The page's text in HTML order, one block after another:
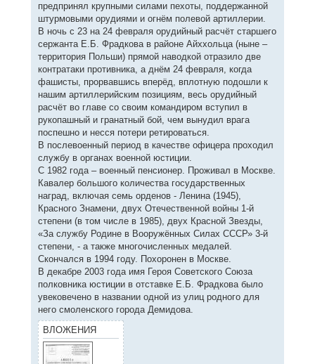
предпринял крупными силами пехоты, поддержанной
штурмовыми орудиями и огнём полевой артиллерии.
В ночь с 23 на 24 февраля орудийный расчёт старшего
сержанта Е.Б. Фрадкова в районе Айххольца (ныне –
территория Польши) прямой наводкой отразило две
контратаки противника, а днём 24 февраля, когда
фашисты, прорвавшись вперёд, вплотную подошли к
нашим артиллерийским позициям, весь орудийный
расчёт во главе со своим командиром вступил в
рукопашный и гранатный бой, чем вынудил врага
поспешно и несся потери ретироваться.
В послевоенный период в качестве офицера проходил
службу в органах военной юстиции.
С 1982 года – военный пенсионер. Проживал в Москве.
Кавалер большого количества государственных
наград, включая семь орденов - Ленина (1945),
Красного Знамени, двух Отечественной войны 1-й
степени (в том числе в 1985), двух Красной Звезды,
«За службу Родине в Вооружённых Силах СССР» 3-й
степени, - а также многочисленных медалей.
Скончался в 1994 году. Похоронен в Москве.
В декабре 2003 года имя Героя Советского Союза
полковника юстиции в отставке Е.Б. Фрадкова было
увековечено в названии одной из улиц родного для
него смоленского города Демидова.
ВЛОЖЕНИЯ